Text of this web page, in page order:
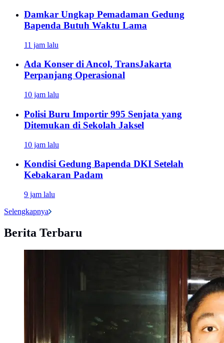
Damkar Ungkap Pemadaman Gedung
Bapenda Butuh Waktu Lama
11 jam lalu
Ada Konser di Ancol, TransJakarta
Perpanjang Operasional
10 jam lalu
Polisi Buru Importir 995 Senjata yang
Ditemukan di Sekolah Jaksel
10 jam lalu
Kondisi Gedung Bapenda DKI Setelah
Kebakaran Padam
9 jam lalu
Selengkapnya
Berita Terbaru